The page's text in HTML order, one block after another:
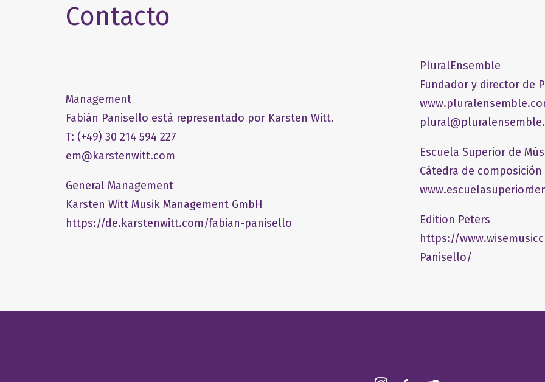
Contacto
Management
Fabián Panisello está representado por Karsten Witt.
T: (+49) 30 214 594 227
em@karstenwitt.com
General Management
​Karsten Witt Musik Management GmbH​
https://de.karstenwitt.com/fabian-panisello
PluralEnsemble
Fundador y director de
Escuela Superior de
Cátedra de composición
Edition Peters
https://
Panisello/